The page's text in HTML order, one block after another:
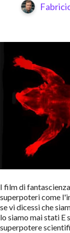
I film di
superpoteri come
se vi dicessi che
lo siamo mai stati E
superpotere